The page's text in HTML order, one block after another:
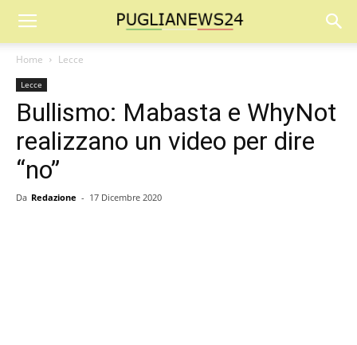
Home Lecce
Lecce
Bullismo: Mabasta e WhyNot
realizzano un video per dire
“no”
Da Redazione - 17 Dicembre 2020